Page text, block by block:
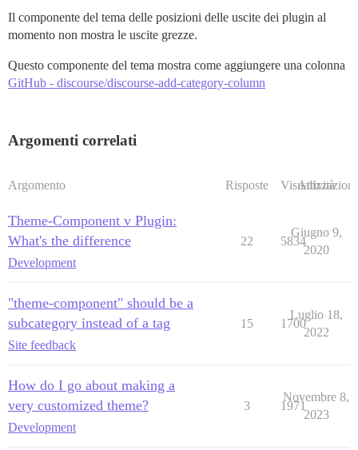
Il componente del tema delle posizioni delle uscite dei plugin al
momento non mostra le uscite grezze.
Questo componente del tema mostra come aggiungere una colonna
GitHub - discourse/discourse-add-category-column
Argomenti correlati
Argomento Risposte Visualizzazioni
Attività
Theme-Component v Plugin:
What's the difference
Development
22 5834
Giugno 9,
2020
"theme-component" should be a
subcategory instead of a tag
Site feedback
15 1700
Luglio 18,
2022
How do I go about making a
very customized theme?
Development
3 1971
Novembre 8,
2023